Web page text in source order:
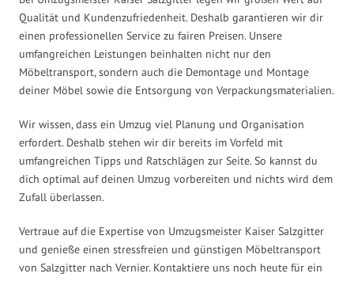
Qualität und Kundenzufriedenheit. Deshalb garantieren wir dir
einen professionellen Service zu fairen Preisen. Unsere
umfangreichen Leistungen beinhalten nicht nur den
Möbeltransport, sondern auch die Demontage und Montage
deiner Möbel sowie die Entsorgung von Verpackungsmaterialien.
Wir wissen, dass ein Umzug viel Planung und Organisation
erfordert. Deshalb stehen wir dir bereits im Vorfeld mit
umfangreichen Tipps und Ratschlägen zur Seite. So kannst du
dich optimal auf deinen Umzug vorbereiten und nichts wird dem
Zufall überlassen.
Vertraue auf die Expertise von Umzugsmeister Kaiser Salzgitter
und genieße einen stressfreien und günstigen Möbeltransport
von Salzgitter nach Vernier. Kontaktiere uns noch heute für ein